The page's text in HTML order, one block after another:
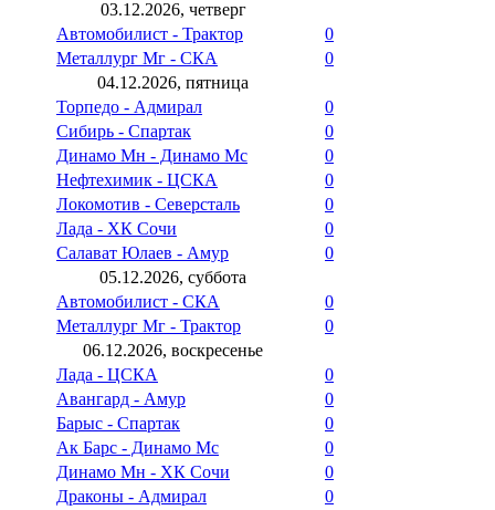
03.12.2026, четверг
Автомобилист - Трактор
0
Металлург Мг - СКА
0
04.12.2026, пятница
Торпедо - Адмирал
0
Сибирь - Спартак
0
Динамо Мн - Динамо Мс
0
Нефтехимик - ЦСКА
0
Локомотив - Северсталь
0
Лада - ХК Сочи
0
Салават Юлаев - Амур
0
05.12.2026, суббота
Автомобилист - СКА
0
Металлург Мг - Трактор
0
06.12.2026, воскресенье
Лада - ЦСКА
0
Авангард - Амур
0
Барыс - Спартак
0
Ак Барс - Динамо Мс
0
Динамо Мн - ХК Сочи
0
Драконы - Адмирал
0